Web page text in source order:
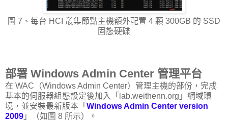
圖 7、每台 HCI 叢集節點主機額外配置 4 顆 300GB 的 SSD
固態硬碟
部署 Windows Admin Center 管理平台
在 WAC（Windows Admin Center）管理主機的部份，完成
基本的伺服器組態設定後加入「lab.weithenn.org」網域環
境，並安裝最新版本「 Windows Admin Center version
2009 」（如圖 8 所示）。